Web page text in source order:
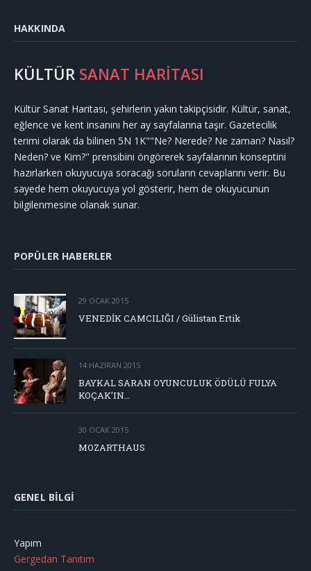
HAKKINDA
KÜLTÜR SANAT HARİTASI
Kültür Sanat Haritası, şehirlerin yakın takipçisidir. Kültür, sanat,
eğlence ve kent insanını her ay sayfalarına taşır. Gazetecilik
terimi olarak da bilinen 5N 1K""Ne? Nerede? Ne zaman? Nasıl?
Neden? ve Kim?" prensibini öngörerek sayfalarının konseptini
hazırlarken okuyucuya soracağı soruların cevaplarını verir. Bu
sayede hem okuyucuya yol gösterir, hem de okuyucunun
bilgilenmesine olanak sunar.
POPÜLER HABERLER
29 OCAK 2015
VENEDİK CAMCILIĞI / Gülistan Ertik
14 HAZIRAN 2015
BAYKAL SARAN OYUNCULUK ÖDÜLÜ FULYA
KOÇAK’IN…
30 OCAK 2015
MOZARTHAUS
GENEL BILGI
Yapım
Gergedan Tanıtım